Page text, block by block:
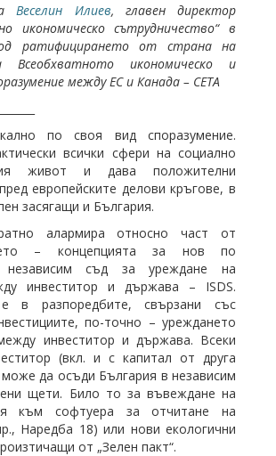
Веселин Илиев, главен директор
икономическо сътрудничество“ в
ратифицирането от страна на
Всеобхватното икономическо и
между ЕС и Канада – СЕТА
по своя вид споразумение.
всички сфери на социално
живот и дава положителни
европейските делови кръгове, в
засягащи и България.
алармира относно част от
– концепцията за нов по
независим съд за уреждане на
инвеститор и държава – ISDS.
в разпоредбите, свързани със
по-точно – уреждането
инвеститор и държава. Всеки
(вкл. и с капитал от друга
да осъди България в независим
щети. Било то за въвеждане на
към софтуера за отчитане на
Наредба 18) или нови екологични
от „Зелен пакт“.